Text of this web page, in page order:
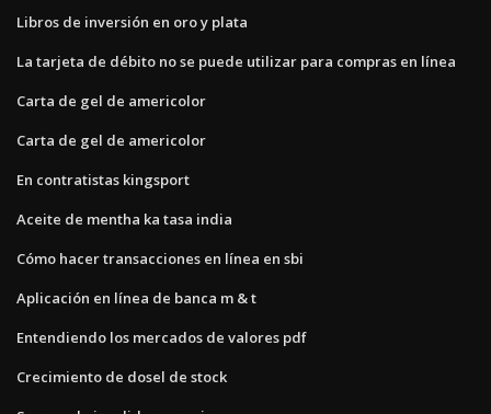
Libros de inversión en oro y plata
La tarjeta de débito no se puede utilizar para compras en línea
Carta de gel de americolor
Carta de gel de americolor
En contratistas kingsport
Aceite de mentha ka tasa india
Cómo hacer transacciones en línea en sbi
Aplicación en línea de banca m & t
Entendiendo los mercados de valores pdf
Crecimiento de dosel de stock